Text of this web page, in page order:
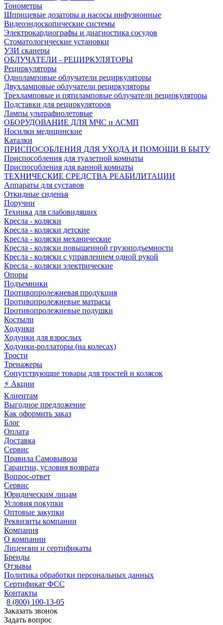
Тонометры
Шприцевые дозаторы и насосы инфузионные
Видеоэндоскопические системы
Электрокардиографы и диагностика сосудов
Стоматологические установки
УЗИ сканеры
ОБЛУЧАТЕЛИ - РЕЦИРКУЛЯТОРЫ
Рециркуляторы
Одноламповые облучатели рециркуляторы
Двухламповые облучатели рециркуляторы
Трехламповые и пятиламповые облучатели рециркуляторы
Подставки для рециркуляторов
Лампы ультрафиолетовые
ОБОРУДОВАНИЕ ДЛЯ МЧС и АСМП
Носилки медицинские
Каталки
ПРИСПОСОБЛЕНИЯ ДЛЯ УХОДА И ПОМОЩИ В БЫТУ
Приспособления для туалетной комнаты
Приспособления для ванной комнаты
ТЕХНИЧЕСКИЕ СРЕДСТВА РЕАБИЛИТАЦИИ
Аппараты для суставов
Откидные сиденья
Поручни
Техника для слабовидящих
Кресла - коляски
Кресла - коляски детские
Кресла - коляски механические
Кресла - коляски повышенной грузоподъемности
Кресла - коляски с управлением одной рукой
Кресла - коляски электрические
Опоры
Подъемники
Противопролежневая продукция
Противопролежневые матрасы
Противопролежневые подушки
Костыли
Ходунки
Ходунки для взрослых
Ходунки-роллаторы (на колесах)
Трости
Тренажеры
Сопутствующие товары для тростей и колясок
⚡ Акции
Клиентам
Выгодное предложение
Как оформить заказ
Блог
Оплата
Доставка
Сервис
Правила Самовывоза
Гарантии, условия возврата
Вопрос-ответ
Сервис
Юридическим лицам
Условия покупки
Оптовые закупки
Реквизиты компании
Компания
О компании
Лицензии и сертификаты
Бренды
Отзывы
Политика обработки персональных данных
Сертификат ФСС
Контакты
8 (800) 100-13-05
Заказать звонок
Задать вопрос